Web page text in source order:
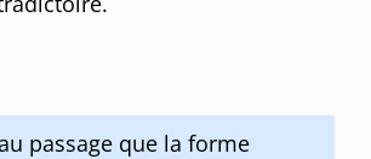
passage que la forme